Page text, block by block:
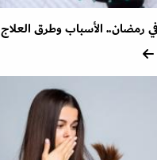
رمضان.. الأسباب وطرق العلاج